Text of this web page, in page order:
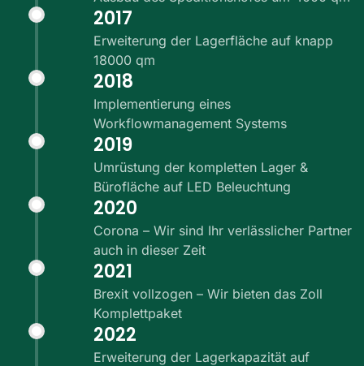
2017
Erweiterung der Lagerfläche auf knapp
18000 qm
2018
Implementierung eines
Workflowmanagement Systems
2019
Umrüstung der kompletten Lager &
Bürofläche auf LED Beleuchtung
2020
Corona – Wir sind Ihr verlässlicher Partner
auch in dieser Zeit
2021
Brexit vollzogen – Wir bieten das Zoll
Komplettpaket
2022
Erweiterung der Lagerkapazität auf